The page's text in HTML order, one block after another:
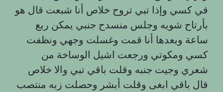
في كسي وإذا تبي تروح خلاص أنا شبعت قال هو
بأرتاح شويه وجلس منسدح جنبي يمكن ربع
ساعة وبعدها أنا قمت وغسلت وجهي ونظفت
كسي ومكوتي ورجعت اشيل الوساخة من
شعري وجيت جنبه وقلت باقي تبي والا خلاص
قال باقي ابغى وقلت أبشر وحصلت زبه منتصب